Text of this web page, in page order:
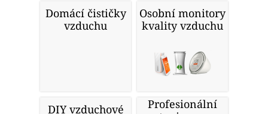
Domácí čističky
vzduchu
Osobní monitory
kvality vzduchu
DIY vzduchové
Profesionální